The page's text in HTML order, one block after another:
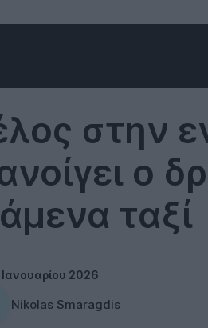
στην
ο
ταξί
Ιανουαρίου 2026
Nikolas Smaragdis